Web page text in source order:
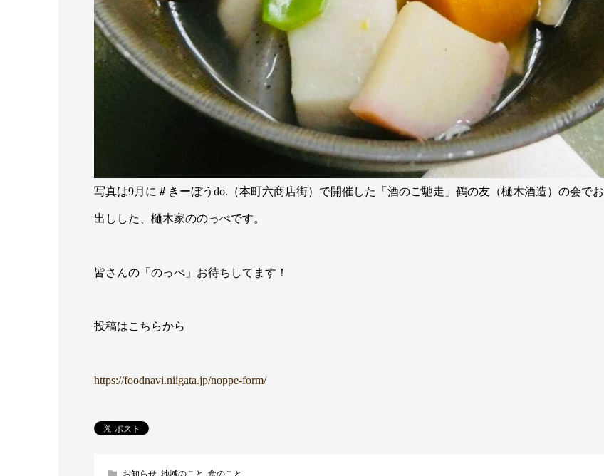
写真は9月に＃きーぼうdo.（本町六商店街）で開催した「酒のご馳走」鶴の友（樋木酒造）の会でお
出しした、樋木家ののっぺです。
皆さんの「のっぺ」お待ちしてます！
投稿はこちらから
https://foodnavi.niigata.jp/noppe-form/
お知らせ 地域のこと 食のこと